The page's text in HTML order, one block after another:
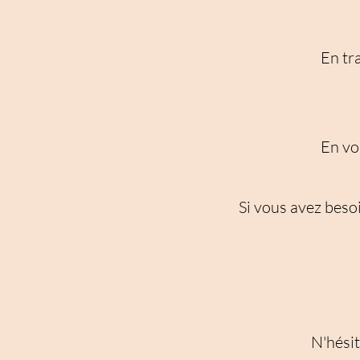
En
En
Si vous avez